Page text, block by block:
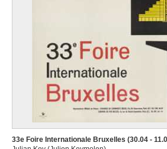
33e Foire Internationale Bruxelles (30.04 -